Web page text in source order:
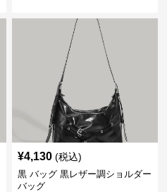
¥4,130 (税込)
黒 バッグ 黒レザー調ショルダー
バッグ